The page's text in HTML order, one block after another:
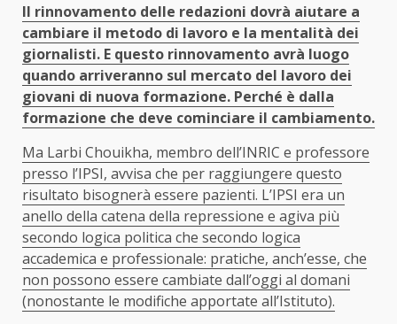
Il rinnovamento delle redazioni dovrà aiutare a
cambiare il metodo di lavoro e la mentalità dei
giornalisti. E questo rinnovamento avrà luogo
quando arriveranno sul mercato del lavoro dei
giovani di nuova formazione. Perché è dalla
formazione che deve cominciare il cambiamento.
Ma Larbi Chouikha, membro dell’INRIC e professore
presso l’IPSI, avvisa che per raggiungere questo
risultato bisognerà essere pazienti. L’IPSI era un
anello della catena della repressione e agiva più
secondo logica politica che secondo logica
accademica e professionale: pratiche, anch’esse, che
non possono essere cambiate dall’oggi al domani
(nonostante le modifiche apportate all’Istituto).